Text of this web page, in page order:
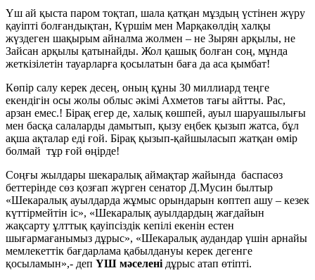
Үш ай қыста паром тоқтап, шала қатқан мұздың үстінен жүру
қауіпті болғандықтан, Күршім мен Марқакөлдің халқы
жүздеген шақырым айналма жолмен – не Зырян арқылы, не
Зайсан арқылы қатынайды. Жол қашық болған соң, мұнда
жеткізілетін тауарларға қосылатын баға да аса қымбат!
Көпір салу керек десең, оның құны 30 миллиард теңге
екендігін осы жолы облыс әкімі Ахметов тағы айтты. Рас,
арзан емес.! Бірақ егер де, халық көшпей, ауыл шаруашылығы
мен басқа салаларды дамытып, қызу еңбек қызып жатса, бұл
ақша ақталар еді ғой. Бірақ қызып-қайшыласып жатқан өмір
болмай тұр ғой өңірде!
Соңғы жылдары шекаралық аймақтар жайында баспасөз
беттерінде сөз қозғап жүрген сенатор Д.Мусин былтыр
«Шекаралық ауылдарда жұмыс орындарын көптеп ашу – кезек
күттірмейтін іс», «Шекаралық ауылдардың жағдайын
жақсарту ұлттық қауіпсіздік кепілі екенін естен
шығармағанымыз дұрыс», «Шекаралық аудандар үшін арнайы
мемлекеттік бағдарлама қабылдануы керек дегенге
қосыламын»,- деп ҮШ мәселені дұрыс атап өтіпті.